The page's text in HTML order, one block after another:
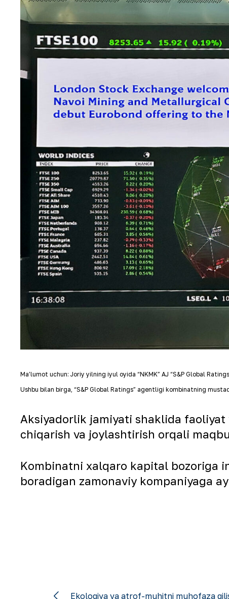
Maʼlumot uchun: Joriy yilning iyul oyida “NKMK” AJ “S&P Global Ratings
Ushbu bilan birga, “S&P Global Ratings” agentligi kombinatning
Aksiyadorlik jamiyati shaklida
chiqarish va joylashtirish orqali
Kombinatni xalqaro kapital bozoriga
boradigan zamonaviy kompaniyaga
Ekologiya va atrof-muhitni muhofaza